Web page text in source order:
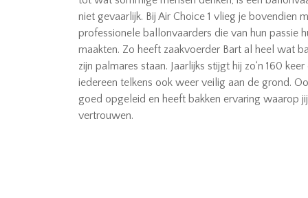
niet gevaarlijk. Bij Air Choice 1 vlieg je bovendien
professionele ballonvaarders die van hun passie
maakten. Zo heeft zaakvoerder Bart al heel wat
zijn palmares staan. Jaarlijks stijgt hij zo‘n 160
iedereen telkens ook weer veilig aan de grond.
goed opgeleid en heeft bakken ervaring waarop
vertrouwen.